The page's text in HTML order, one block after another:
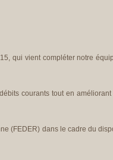
qui vient compléter notre
courants tout en
(FEDER) dans le cadre du